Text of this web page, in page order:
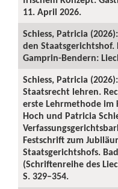
11. April 2026.
Schiess, Patricia
den Staatsgerichtshof.
Gamprin-Bendern:
Schiess, Patricia
Staatsrecht lehren.
erste Lehrmethode im
Hoch und Patricia
Festschrift zum
Staatsgerichtshofs.
(Schriftenreihe des
S. 329–354.